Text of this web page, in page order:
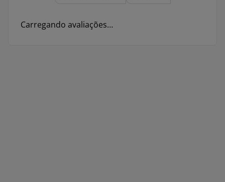
Carregando avaliações…